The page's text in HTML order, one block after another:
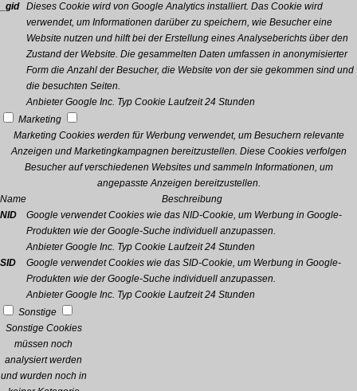
_gid
Dieses Cookie wird von Google Analytics installiert. Das Cookie wird
verwendet, um Informationen darüber zu speichern, wie Besucher eine
Website nutzen und hilft bei der Erstellung eines Analyseberichts über den
Zustand der Website. Die gesammelten Daten umfassen in anonymisierter
Form die Anzahl der Besucher, die Website von der sie gekommen sind und
die besuchten Seiten.
Anbieter Google Inc. Typ Cookie Laufzeit 24 Stunden
Marketing
Marketing Cookies werden für Werbung verwendet, um Besuchern relevante
Anzeigen und Marketingkampagnen bereitzustellen. Diese Cookies verfolgen
Besucher auf verschiedenen Websites und sammeln Informationen, um
angepasste Anzeigen bereitzustellen.
Name
Beschreibung
NID
Google verwendet Cookies wie das NID-Cookie, um Werbung in Google-
Produkten wie der Google-Suche individuell anzupassen.
Anbieter Google Inc. Typ Cookie Laufzeit 24 Stunden
SID
Google verwendet Cookies wie das SID-Cookie, um Werbung in Google-
Produkten wie der Google-Suche individuell anzupassen.
Anbieter Google Inc. Typ Cookie Laufzeit 24 Stunden
Sonstige
Sonstige Cookies
müssen noch
analysiert werden
und wurden noch in